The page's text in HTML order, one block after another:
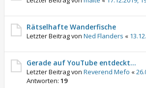
Rätselhafte Wanderfische
Letzter Beitrag von Ned Flanders «
Gerade auf YouTube entdeckt...
Letzter Beitrag von Reverend Mefo «
Antworten: 19